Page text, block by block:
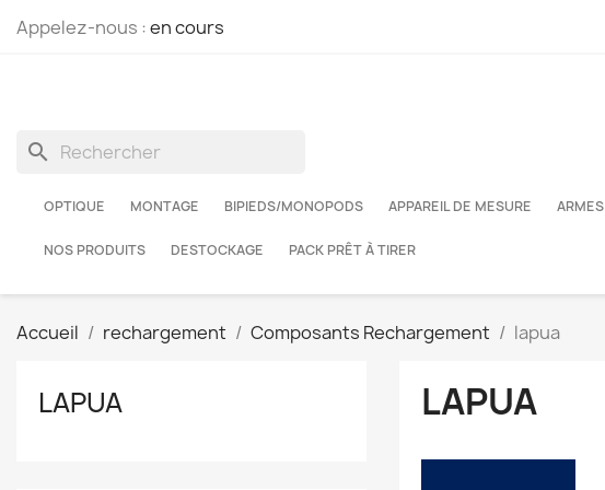
Appelez-nous :en cours
search
OPTIQUE MONTAGE BIPIEDS/MONOPODS APPAREIL DE MESURE ARMES
NOS PRODUITS DESTOCKAGE PACK PRÊT À TIRER
Accueil rechargement Composants Rechargement lapua
LAPUA LAPUA